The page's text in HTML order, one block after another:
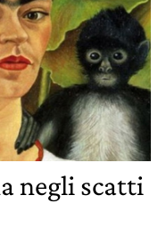
negli scatti